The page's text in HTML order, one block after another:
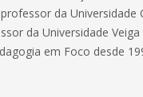
da Universidade
da Universidade
em Foco desde